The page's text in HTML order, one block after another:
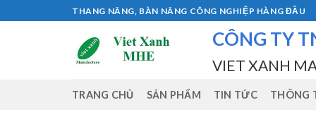
to
THANG NÂNG, BÀN NÂNG CÔNG NGHIỆP HÀNG ĐẦU
CÔNG TY
VIET XANH
TRANG CHỦ SẢN PHẨM TIN TỨC THÔNG